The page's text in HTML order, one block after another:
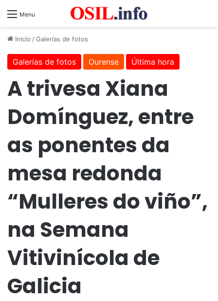
Menu
Inicio /Galerías de fotos
Galerías de fotos Ourense Última hora
A trivesa Xiana
Domínguez, entre
as ponentes da
mesa redonda
“Mulleres do viño”,
na Semana
Vitivinícola de
Galicia